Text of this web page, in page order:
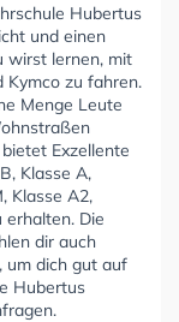
Hubertus
und einen
wirst lernen, mit
Kymco zu fahren.
Menge Leute
Exzellente
Klasse A,
Klasse A2,
erhalten. Die
dir auch
um dich gut auf
Hubertus